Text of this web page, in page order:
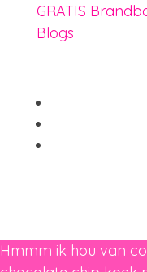
GRATIS
Blogs
Hmmm ik hou van